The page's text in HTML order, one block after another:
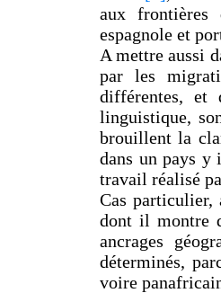
aux frontières
espagnole et
A mettre aussi
par les
différentes, et
linguistique,
brouillent la
dans un pays y
travail réalisé
Cas particulier,
dont il montre
ancrages
déterminés,
voire